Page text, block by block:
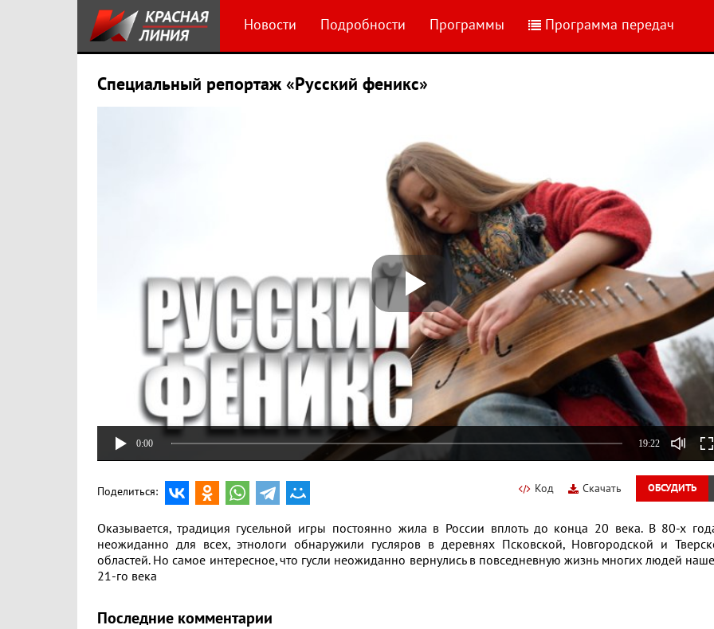
Новости Подробности Программы Программа передач
Специальный репортаж «Русский феникс»
0:00 19:22
ОБСУДИТЬ
Скачать
Код
Поделиться:
Оказывается, традиция гусельной игры постоянно жила в России вплоть до конца 20 века. В 80-х
неожиданно для всех, этнологи обнаружили гусляров в деревнях Псковской, Новгородской и
областей. Но самое интересное, что гусли неожиданно вернулись в повседневную жизнь многих людей
21-го века
Последние комментарии